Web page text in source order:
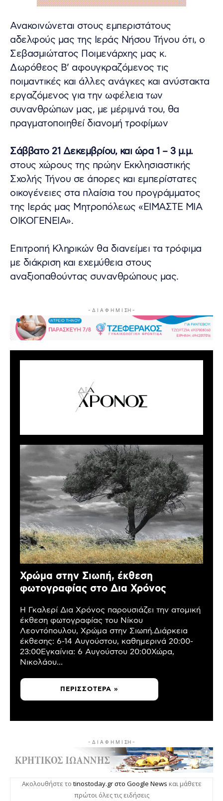
Ανακοινώνεται στους εμπεριστάτους
αδελφούς μας της Ιεράς Νήσου Τήνου ότι, ο
Σεβασμιώτατος Ποιμενάρχης μας κ.
Δωρόθεος Β’ αφουγκραζόμενος τις
ποιμαντικές και άλλες ανάγκες και ανύστακτα
εργαζόμενος για την ωφέλεια των
συνανθρώπων μας, με μέριμνά του, θα
πραγματοποιηθεί διανομή τροφίμων
Σάββατο 21 Δεκεμβρίου, και ώρα 1 – 3 μ.μ.
στους χώρους της πρώην Εκκλησιαστικής
Σχολής Τήνου σε άπορες και εμπερίστατες
οικογένειες στα πλαίσια του προγράμματος
της Ιεράς μας Μητροπόλεως «ΕΙΜΑΣΤΕ ΜΙΑ
ΟΙΚΟΓΕΝΕΙΑ».
Επιτροπή Κληρικών θα διανείμει τα τρόφιμα
με διάκριση και εχεμύθεια στους
αναξιοπαθούντας συνανθρώπους μας.
- Δ Ι Α Φ Η Μ Ι ΣΗ -
Χρώμα στην Σιωπή, έκθεση
φωτογραφίας στο Δια Χρόνος
Η Γκαλερί Δια Χρόνος παρουσιάζει την ατομική
έκθεση φωτογραφίας του Νίκου
Λεοντόπουλου, Χρώμα στην Σιωπή.Διάρκεια
έκθεσης: 6-14 Αυγούστου, καθημερινά 20:00-
23:00Εγκαίνια: 6 Αυγούστου 20:00Χώρα,
Νικολάου...
ΠΕΡΙΣΣΌΤΕΡΑ »
- Δ Ι Α Φ Η Μ Ι ΣΗ -
Ακολουθήστε το tinostoday.gr στο Google News και μάθετε
πρώτοι όλες τις ειδήσεις